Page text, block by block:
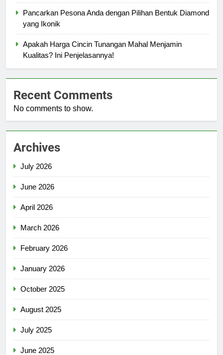
Pancarkan Pesona Anda dengan Pilihan Bentuk Diamond
yang Ikonik
Apakah Harga Cincin Tunangan Mahal Menjamin
Kualitas? Ini Penjelasannya!
Recent Comments
No comments to show.
Archives
July 2026
June 2026
April 2026
March 2026
February 2026
January 2026
October 2025
August 2025
July 2025
June 2025